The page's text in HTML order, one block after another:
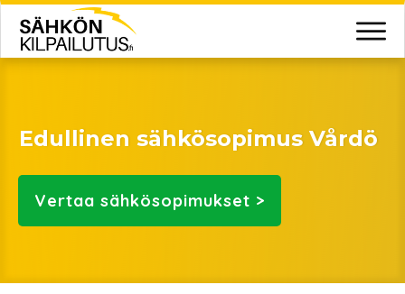
Edullinen sähkösopimus Vårdö
Vertaa sähkösopimukset >